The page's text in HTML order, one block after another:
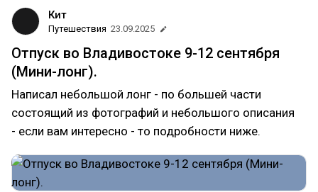
Кит
Путешествия 23.09.2025
Отпуск во Владивостоке 9-12 сентября
(Мини-лонг).
Написал небольшой лонг - по большей части
состоящий из фотографий и небольшого описания
- если вам интересно - то подробности ниже.